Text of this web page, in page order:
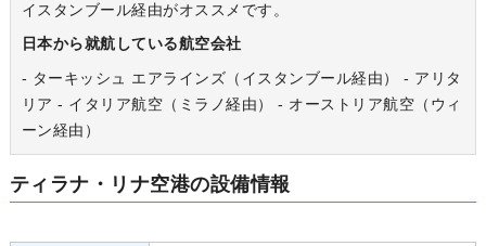
イスタンブール経由がオススメです。
日本から就航している航空会社
- ターキッシュ エアラインズ（イスタンブール経由） - アリタ
リア - イタリア航空（ミラノ経由） - オーストリア航空（ウィ
ーン経由）
ティラナ・リナ空港の設備情報